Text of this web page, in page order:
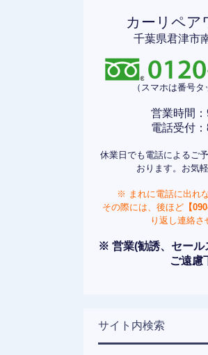
カーリペア
千葉県君津市
（スマホは番号タ
営業時間
電話受付
休業日でも電話によるご
おります。お気
※ まれに電話に出れ
その際には、後ほど 【
り返し連絡さ
※ 営業(勧誘、セール
ご遠慮
サイト内検索